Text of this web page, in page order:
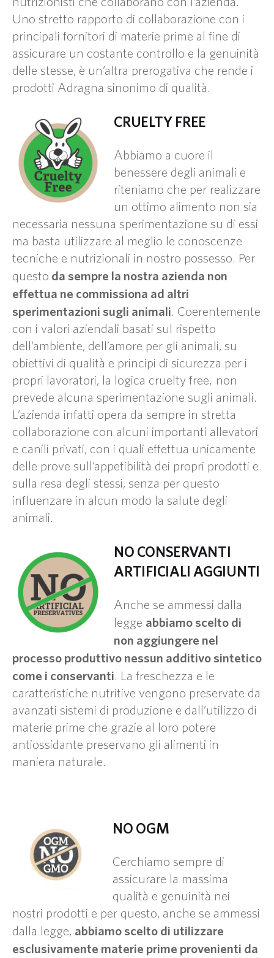
Uno stretto rapporto di collaborazione con i
principali fornitori di materie prime al fine di
assicurare un costante controllo e la genuinità
delle stesse, è un’altra prerogativa che rende i
prodotti Adragna sinonimo di qualità.
CRUELTY FREE
Abbiamo a cuore il
benessere degli animali e
riteniamo che per realizzare
un ottimo alimento non sia
necessaria nessuna sperimentazione su di essi
ma basta utilizzare al meglio le conoscenze
tecniche e nutrizionali in nostro possesso. Per
questo da sempre la nostra azienda non
effettua ne commissiona ad altri
sperimentazioni sugli animali. Coerentemente
con i valori aziendali basati sul rispetto
dell’ambiente, dell’amore per gli animali, su
obiettivi di qualità e principi di sicurezza per i
propri lavoratori, la logica cruelty free, non
prevede alcuna sperimentazione sugli animali.
L’azienda infatti opera da sempre in stretta
collaborazione con alcuni importanti allevatori
e canili privati, con i quali effettua unicamente
delle prove sull’appetibilità dei propri prodotti e
sulla resa degli stessi, senza per questo
influenzare in alcun modo la salute degli
animali.
NO CONSERVANTI
ARTIFICIALI AGGIUNTI
Anche se ammessi dalla
legge abbiamo scelto di
non aggiungere nel
processo produttivo nessun additivo sintetico
come i conservanti. La freschezza e le
caratteristiche nutritive vengono preservate da
avanzati sistemi di produzione e dall’utilizzo di
materie prime che grazie al loro potere
antiossidante preservano gli alimenti in
maniera naturale.
NO OGM
Cerchiamo sempre di
assicurare la massima
qualità e genuinità nei
nostri prodotti e per questo, anche se ammessi
dalla legge, abbiamo scelto di utilizzare
esclusivamente materie prime provenienti da